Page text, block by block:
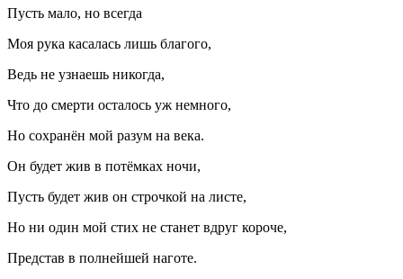
Пусть мало, но всегда
Моя рука касалась лишь благого,
Ведь не узнаешь никогда,
Что до смерти осталось уж немного,
Но сохранён мой разум на века.
Он будет жив в потёмках ночи,
Пусть будет жив он строчкой на листе,
Но ни один мой стих не станет вдруг короче,
Представ в полнейшей наготе.